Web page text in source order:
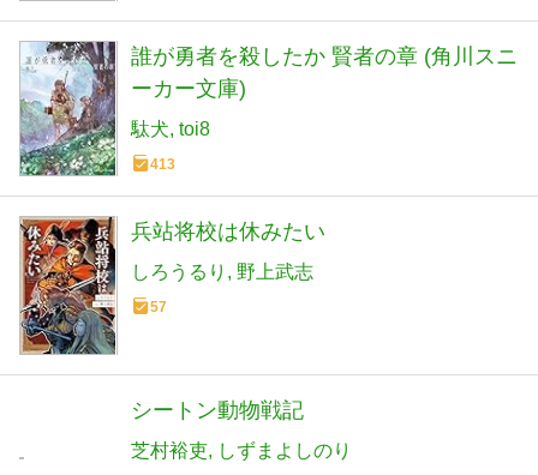
誰が勇者を殺したか 賢者の章 (角川スニ
ーカー文庫)
駄犬 toi8
413
兵站将校は休みたい
しろうるり 野上武志
57
シートン動物戦記
芝村裕吏 しずまよしのり